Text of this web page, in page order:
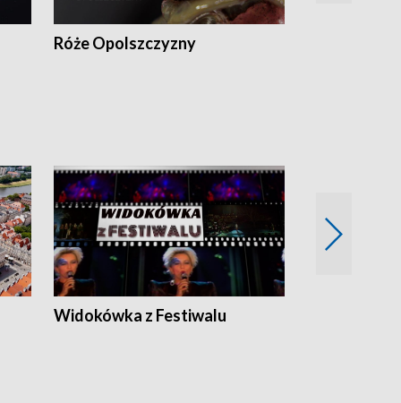
Róże Opolszczyzny
Widokówka z Festiwalu